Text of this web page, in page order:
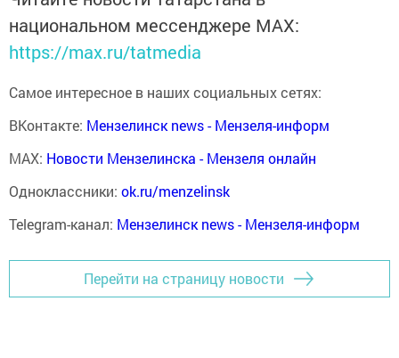
национальном мессенджере MАХ:
https://max.ru/tatmedia
Самое интересное в наших социальных сетях:
ВКонтакте: Мензелинск news - Мензеля-информ
MAX: Новости Мензелинска - Мензеля онлайн
Одноклассники: ok.ru/menzelinsk
Telegram-канал: Мензелинск news - Мензеля-информ
Перейти на страницу новости